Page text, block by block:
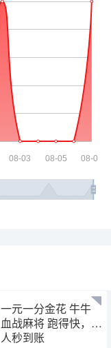
一元一分金花 牛牛
血战麻将 跑得快，真
人秒到账